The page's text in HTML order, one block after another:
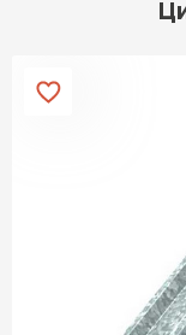
Расчет водостока
Расчет
Расчет кровли